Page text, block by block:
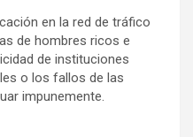
en la red de tráfico
de hombres ricos e
de instituciones
o los fallos de las
impunemente.